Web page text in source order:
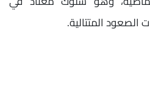
المتتالية.